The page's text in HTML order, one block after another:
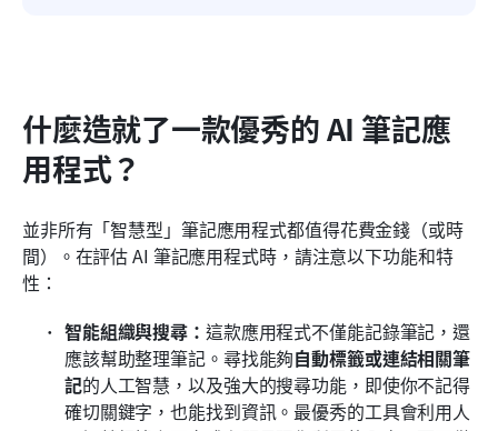
什麼造就了一款優秀的 AI 筆記應
用程式？
並非所有「智慧型」筆記應用程式都值得花費金錢（或時
間）。在評估 AI 筆記應用程式時，請注意以下功能和特
性：
智能組織與搜尋： 這款應用程式不僅能記錄筆記，還
應該幫助整理筆記。尋找能夠自動標籤或連結相關筆
記的人工智慧，以及強大的搜尋功能，即使你不記得
確切關鍵字，也能找到資訊。最優秀的工具會利用人